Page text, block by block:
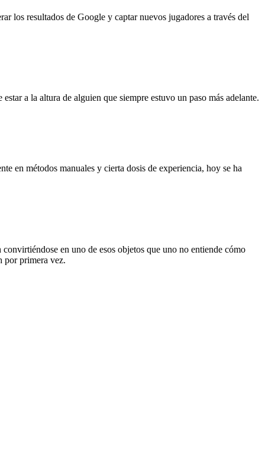
los resultados de Google y captar nuevos jugadores a través del
a la altura de alguien que siempre estuvo un paso más adelante.
en métodos manuales y cierta dosis de experiencia, hoy se ha
en uno de esos objetos que uno no entiende cómo
por primera vez.